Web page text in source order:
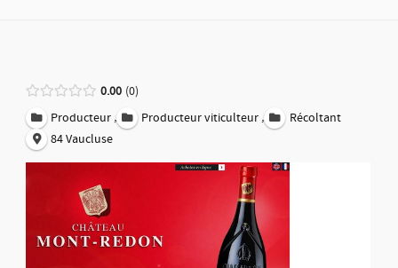
0.00 0
Producteur , Producteur viticulteur ,
Récoltant
84 Vaucluse